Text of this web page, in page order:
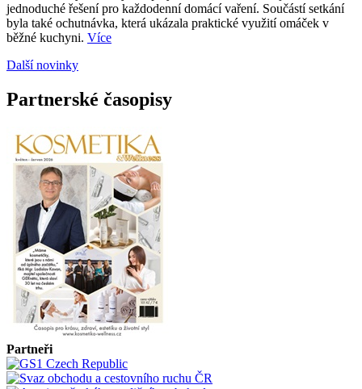
jednoduché řešení pro každodenní domácí vaření. Součástí setkání
byla také ochutnávka, která ukázala praktické využití omáček v
běžné kuchyni. Více
Další novinky
Partnerské časopisy
Partneři